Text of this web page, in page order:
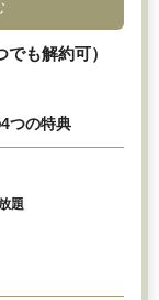
も解約可）
つの特典
題